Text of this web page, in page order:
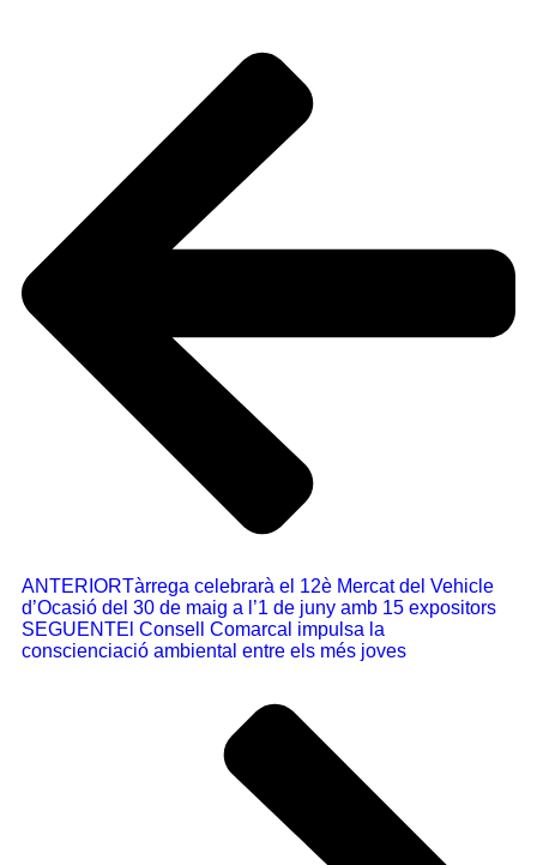
ANTERIORTàrrega celebrarà el 12è Mercat del Vehicle
d’Ocasió del 30 de maig a l’1 de juny amb 15 expositors
SEGUENTEl Consell Comarcal impulsa la
conscienciació ambiental entre els més joves